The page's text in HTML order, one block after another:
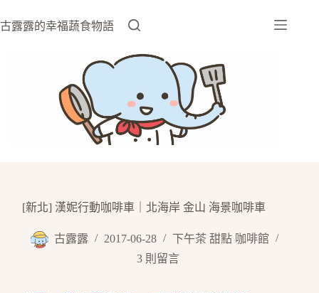
至
古露露的幸福蔬食物語
[新北] 漢妮行動咖啡車｜北海岸 金山 海景咖啡車
古露露 2017-06-28
下午茶 甜點 咖啡館
3 則留言